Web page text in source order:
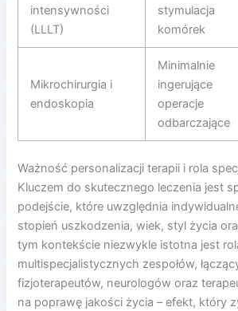
intensywności
(LLLT)
stymulacja
komórek
Mikrochirurgia i
endoskopia
Minimalnie
ingerujące
operacje
odbarczające
Ważność personalizacji terapii i rola
Kluczem do skutecznego leczenia jest
podejście, które uwzględnia
stopień uszkodzenia, wiek, styl życia
tym kontekście niezwykle istotna jest
multispecjalistycznych zespołów,
fizjoterapeutów, neurologów oraz
na poprawę jakości życia – efekt, który